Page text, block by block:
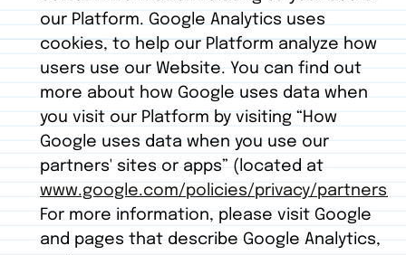
our Platform. Google Analytics uses
cookies, to help our Platform analyze how
users use our Website. You can find out
more about how Google uses data when
you visit our Platform by visiting “How
Google uses data when you use our
partners' sites or apps” (located at
www.google.com/policies/privacy/partners/
For more information, please visit Google
and pages that describe Google Analytics,